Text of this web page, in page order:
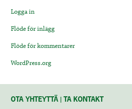
Logga in
Flöde för inlägg
Flöde för kommentarer
WordPress.org
OTA YHTEYTTÄ | TA KONTAKT